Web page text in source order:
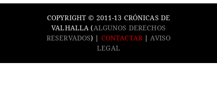
COPYRIGHT © 2011-13 CRÓNICAS DE
VALHALLA (ALGUNOS DERECHOS
RESERVADOS) | CONTACTAR
AVISO
LEGAL